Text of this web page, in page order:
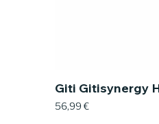
Giti Gitisynergy
Prix
56,99 €